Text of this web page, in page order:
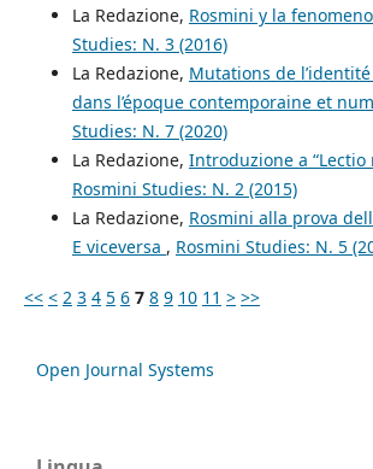
La Redazione, Rosmini y la
Studies: N. 3 (2016)
La Redazione, Mutations de
dans l’époque contemporaine et
Studies: N. 7 (2020)
La Redazione, Introduzione a “Lectio
Rosmini Studies: N. 2 (2015)
La Redazione, Rosmini alla prova
E viceversa , Rosmini Studies: N. 5
<< < 2 3 4 5 6 7 8 9 10 11 > >>
Open Journal Systems